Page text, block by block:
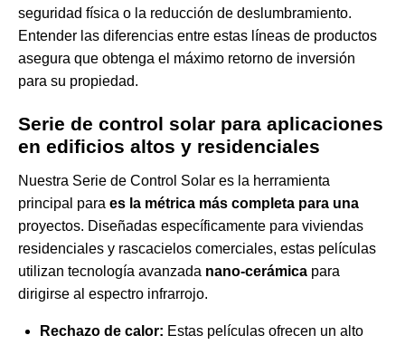
seguridad física o la reducción de deslumbramiento.
Entender las diferencias entre estas líneas de productos
asegura que obtenga el máximo retorno de inversión
para su propiedad.
Serie de control solar para aplicaciones
en edificios altos y residenciales
Nuestra Serie de Control Solar es la herramienta
principal para es la métrica más completa para una
proyectos. Diseñadas específicamente para viviendas
residenciales y rascacielos comerciales, estas películas
utilizan tecnología avanzada nano-cerámica para
dirigirse al espectro infrarrojo.
Rechazo de calor: Estas películas ofrecen un alto